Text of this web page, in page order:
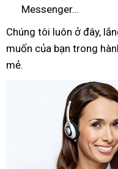
Messenger…
Chúng tôi luôn ở đây,
muốn của bạn trong
mẻ.